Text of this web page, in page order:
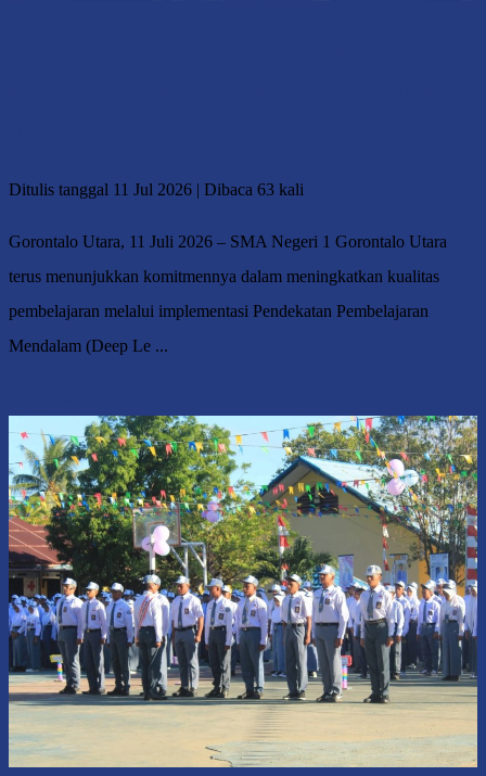
Ditulis tanggal 11 Jul 2026 | Dibaca 63 kali
Gorontalo Utara, 11 Juli 2026 – SMA Negeri 1 Gorontalo Utara
terus menunjukkan komitmennya dalam meningkatkan kualitas
pembelajaran melalui implementasi Pendekatan Pembelajaran
Mendalam (Deep Le ...